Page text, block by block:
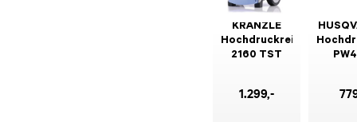
KRÄNZLE
Hochdruckreiniger
2160 TST
1.299,-